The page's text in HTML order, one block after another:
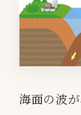
海面の波